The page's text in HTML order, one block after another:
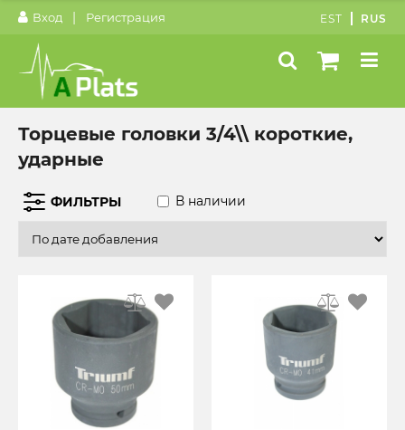
Вход | Регистрация EST RUS
Торцевые головки 3/4\\ короткие,
ударные
ФИЛЬТРЫ В наличии